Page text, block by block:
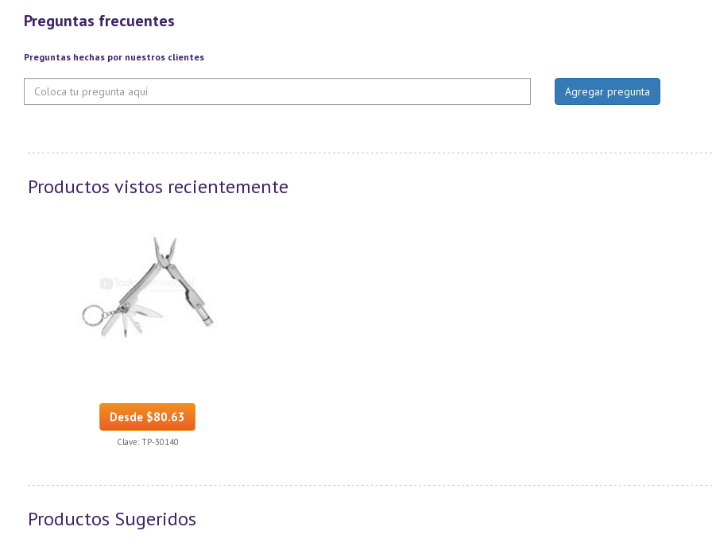
Preguntas frecuentes
Preguntas hechas por nuestros clientes
Productos vistos recientemente
Desde $80.63
Clave: TP-30140
Productos Sugeridos